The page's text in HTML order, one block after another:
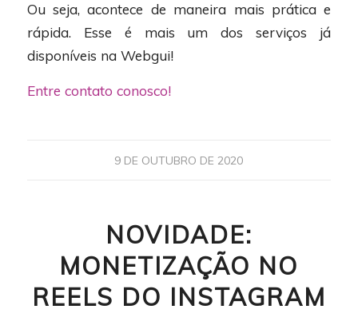
Ou seja, acontece de maneira mais prática e
rápida. Esse é mais um dos serviços já
disponíveis na Webgui!
Entre contato conosco!
9 DE OUTUBRO DE 2020
NOVIDADE:
MONETIZAÇÃO NO
REELS DO INSTAGRAM